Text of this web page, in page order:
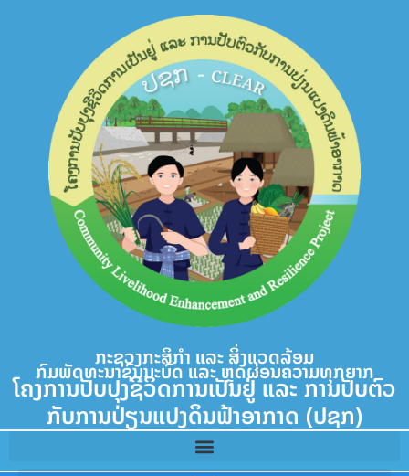
ກະຊວງກະສິກຳ ແລະ ສິ່ງແວດລ້ອມ
ກົມພັດທະນາຊົນນະບົດ ແລະ ຫຼຸດຜ່ອນຄວາມທຸກຍາກ
ໂຄງການປັບປຸງຊີວິດການເປັນຢູ່ ແລະ ການປັບຕົວ
ກັບການປ່ຽນແປງດິນຟ້າອາກາດ (ປຊກ)